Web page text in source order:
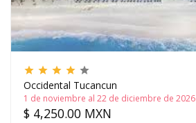
grade grade grade grade grade
Occidental Tucancun
1 de noviembre al 22 de diciembre de 2026
$ 4,250.00 MXN